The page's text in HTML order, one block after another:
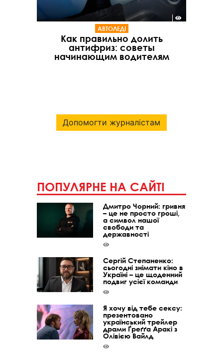
АВТОЛЕДІ
Как правильно долить
антифриз: советы
начинающим водителям
Допомогти журналістам
ПОПУЛЯРНЕ НА САЙТІ
Дмитро Чорний: гривня
– це не просто гроші,
а символ нашої
свободи та
державності
Сергій Степаненко:
сьогодні знімати кіно в
Україні – це щоденний
подвиг усієї команди
Я хочу від тебе сексу:
презентовано
український трейлер
драми Ґреґґа Аракі з
Олівією Вайлд